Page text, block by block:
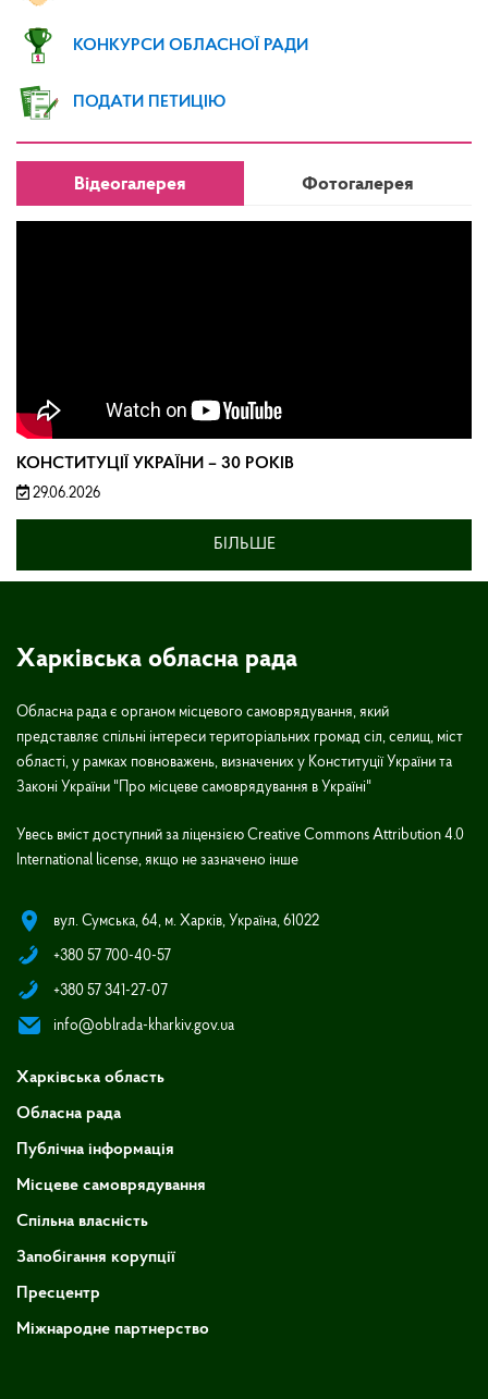
КОНКУРСИ ОБЛАСНОЇ РАДИ
ПОДАТИ ПЕТИЦІЮ
Відеогалерея Фотогалерея
КОНСТИТУЦІЇ УКРАЇНИ – 30 РОКІВ
29.06.2026
БІЛЬШЕ
Харківська обласна рада
Обласна рада є органом місцевого самоврядування, який
представляє спільні інтереси територіальних громад сіл, селищ, міст
області, у рамках повноважень, визначених у Конституції України та
Законі України "Про місцеве самоврядування в Україні"
Увесь вміст доступний за ліцензією Creative Commons Attribution 4.0
International license, якщо не зазначено інше
вул. Сумська, 64, м. Харків, Україна, 61022
+380 57 700-40-57
+380 57 341-27-07
info@oblrada-kharkiv.gov.ua
Харківська область
Обласна рада
Публічна інформація
Місцеве самоврядування
Спільна власність
Запобігання корупції
Пресцентр
Міжнародне партнерство